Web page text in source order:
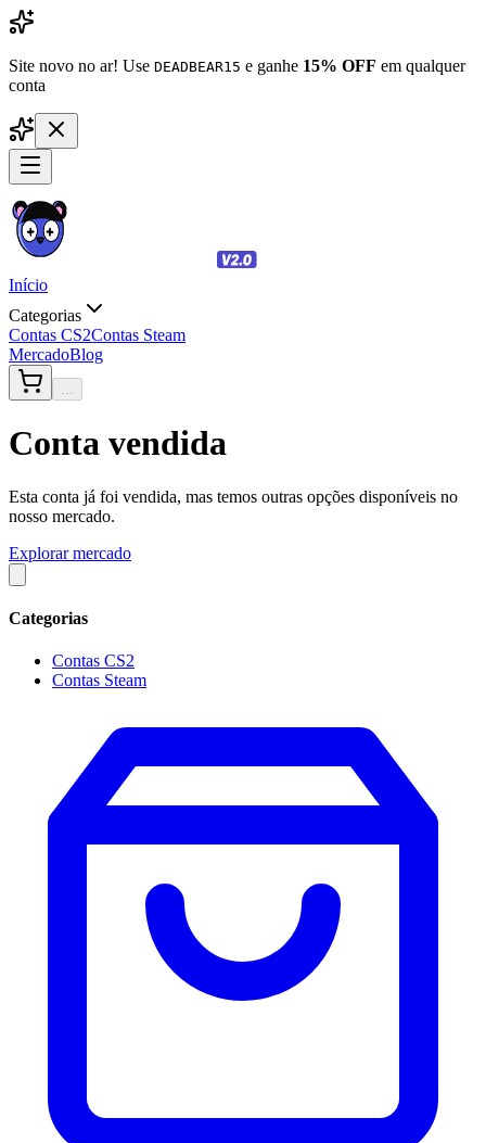
Site novo no ar! Use DEADBEAR15 e ganhe 15% OFF em qualquer
conta
Início
Categorias
Contas CS2Contas Steam
MercadoBlog
...
Conta vendida
Esta conta já foi vendida, mas temos outras opções disponíveis no
nosso mercado.
Explorar mercado
Categorias
Contas CS2
Contas Steam